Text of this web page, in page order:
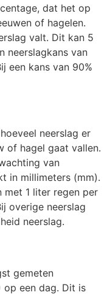
dat het op
of hagelen.
valt. Dit kan 5
neerslagkans van
een kans van 90%
neerslag er
of hagel gaat vallen.
van
in millimeters (mm).
met 1 liter regen per
overige neerslag
neerslag.
gemeten
op een dag. Dit is